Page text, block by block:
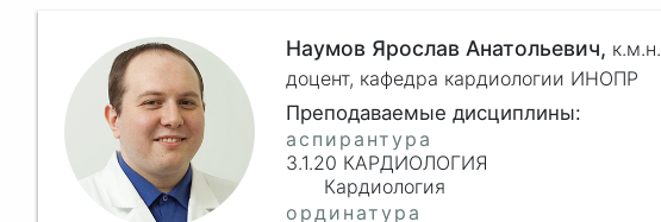
Наумов Ярослав Анатольевич, к.м.н.
доцент, кафедра кардиологии ИНОПР
3.1.20 КАРДИОЛОГИЯ
Кардиология